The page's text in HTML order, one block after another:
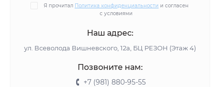
Я прочитал Политика конфиденциальности и согласен
с условиями
Наш адрес:
ул. Всеволода Вишневского, 12а, БЦ РЕЗОН (Этаж 4)
Позвоните нам:
+7 (981) 880-95-55